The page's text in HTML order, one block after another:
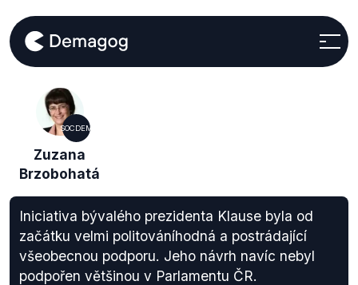
SOCDEM
Zuzana
Brzobohatá
Iniciativa bývalého prezidenta Klause byla od
začátku velmi politováníhodná a postrádající
všeobecnou podporu. Jeho návrh navíc nebyl
podpořen většinou v Parlamentu ČR.